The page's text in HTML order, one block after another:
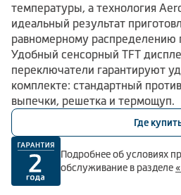
температуры, а технология
идеальный результат
равномерному распределению
Удобный сенсорный TFT
переключатели гарантируют
комплекте: стандартный
выпечки, решетка и термощуп.
Где
Подробнее об условиях
обслуживание в разделе